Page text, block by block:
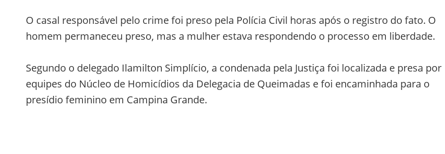
O casal responsável pelo crime foi preso pela Polícia Civil horas após o registro do fato. O
homem permaneceu preso, mas a mulher estava respondendo o processo em liberdade.
Segundo o delegado Ilamilton Simplício, a condenada pela Justiça foi localizada e presa por
equipes do Núcleo de Homicídios da Delegacia de Queimadas e foi encaminhada para o
presídio feminino em Campina Grande.